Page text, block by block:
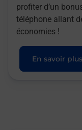
profiter d’un
téléphone allant
économies !
En savoir